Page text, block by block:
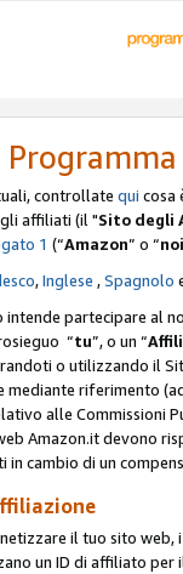
controllate qui cosa
affiliati (il "Sito degli
1 (“Amazon” o “noi
,Inglese ,Spagnolo
intende partecipare al
“tu”, o un “
o utilizzando il
riferimento
alle Commissioni
Amazon.it devono
cambio di un
il tuo sito
un ID di affiliato per